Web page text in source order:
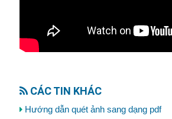
CÁC TIN KHÁC
Hướng dẫn quét ảnh sang dạng pdf